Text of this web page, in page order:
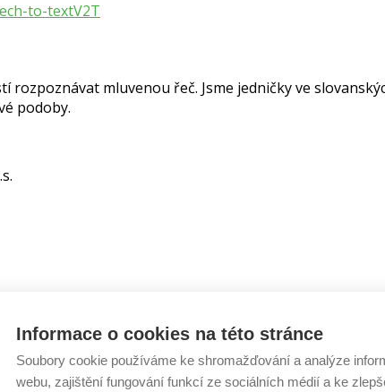
Informace o cookies na této stránce
Soubory cookie používáme ke shromažďování a analýze
webu, zajištění fungování funkcí ze sociálních médií a ke
to-textV2T
rozpoznávat mluvenou řeč. Jsme jedničky ve
podoby.